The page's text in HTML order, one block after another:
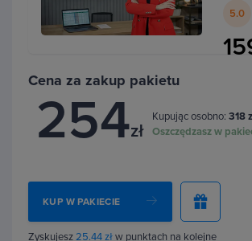
studentów kierunków
pracowników administracji
Co zyskasz po
Nauczysz się świadomie
5.0
Cena za zakup pakietu
254zł
Kupując osobno: 318
Oszczędzasz w
KUP W PAKIECIE
Zyskujesz25.44 złw punktach na kolejne